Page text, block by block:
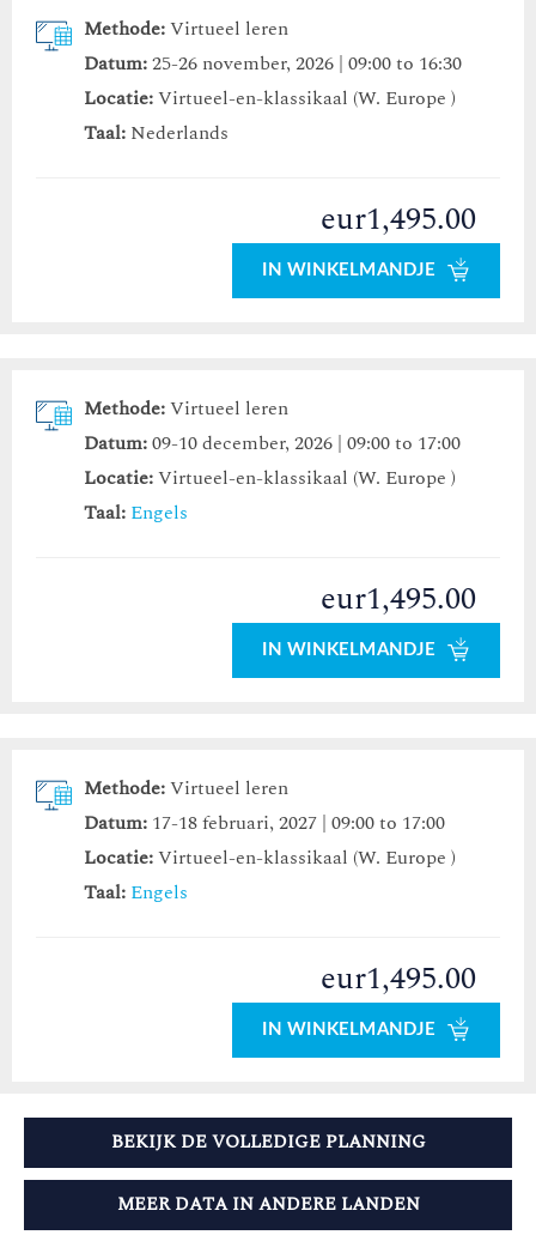
Methode:Virtueel leren
Datum:25-26 november, 2026 | 09:00 to 16:30
Locatie:Virtueel-en-klassikaal (W. Europe )
Taal: Nederlands
eur1,495.00
IN WINKELMANDJE
Methode:Virtueel leren
Datum:09-10 december, 2026 | 09:00 to 17:00
Locatie:Virtueel-en-klassikaal (W. Europe )
Taal: Engels
eur1,495.00
IN WINKELMANDJE
Methode:Virtueel leren
Datum: 17-18 februari, 2027 | 09:00 to 17:00
Locatie:Virtueel-en-klassikaal (W. Europe )
Taal: Engels
eur1,495.00
IN WINKELMANDJE
BEKIJK DE VOLLEDIGE PLANNING
MEER DATA IN ANDERE LANDEN